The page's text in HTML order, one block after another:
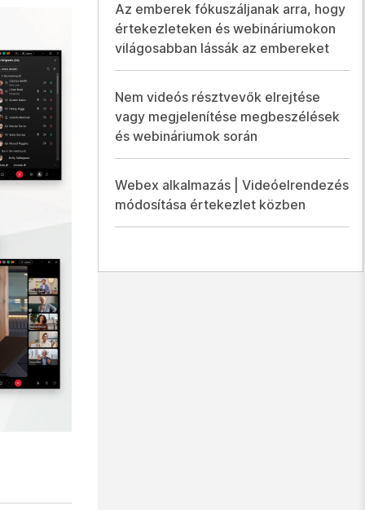
Az emberek fókuszáljanak arra, hogy
értekezleteken és webináriumokon
világosabban lássák az embereket
Nem videós résztvevők elrejtése
vagy megjelenítése megbeszélések
és webináriumok során
Webex alkalmazás | Videóelrendezés
módosítása értekezlet közben